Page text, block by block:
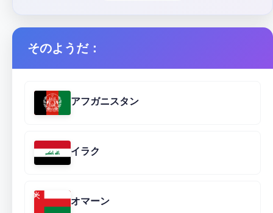
そのようだ：
アフガニスタン
イラク
オマーン